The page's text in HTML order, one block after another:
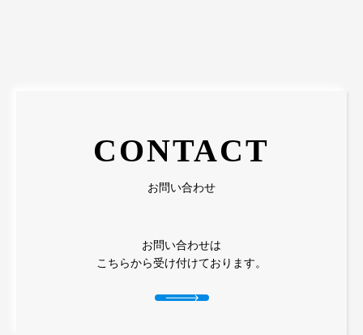
CONTACT
お問い合わせ
お問い合わせは
こちらから受け付けております。